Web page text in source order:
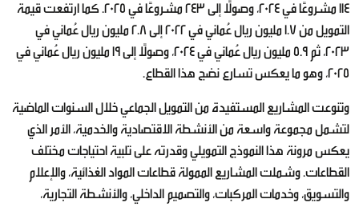
114 مشروعًا في 2024، وصولًا إلى 243 مشروعًا في 2025. كما ارتفعت قيمة
التمويل من 1.7 مليون ريال عُماني في 2022 إلى 2.8 مليون ريال عُماني في
2023، ثم 5.9 مليون ريال عُماني في 2024، وصولًا إلى 19 مليون ريال عُماني في
2025، وهو ما يعكس تسارع نضج هذا القطاع.
وتنوعت المشاريع المستفيدة من التمويل الجماعي خلال السنوات الماضية
لتشمل مجموعة واسعة من الأنشطة الاقتصادية والخدمية، الأمر الذي
يعكس مرونة هذا النموذج التمويلي وقدرته على تلبية احتياجات مختلف
القطاعات. وشملت المشاريع الممولة قطاعات المواد الغذائية، والإعلام
والتسويق، وخدمات المركبات، والتصميم الداخلي، والأنشطة التجارية،